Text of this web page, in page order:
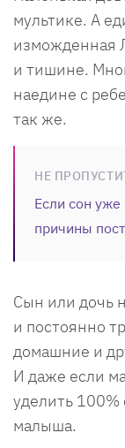
мультике. А
изможденная
и тишине.
наедине с
так же.
НЕ
Если сон
причины
Сын или дочь
и постоянно
домашние и
И даже если
уделить
малыша.